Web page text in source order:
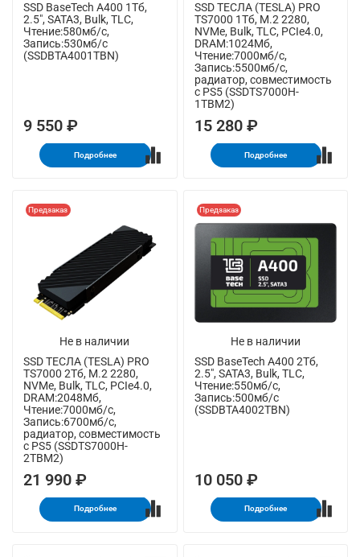
SSD BaseTech A400 1Тб,
2.5", SATA3, Bulk, TLC,
Чтение:580мб/с,
Запись:530мб/с
(SSDBTA4001TBN)
9 550 ₽
Подробнее
SSD ТЕСЛА (TESLA) PRO
TS7000 1Тб, M.2 2280,
NVMe, Bulk, TLC, PCIe4.0,
DRAM:1024Мб,
Чтение:7000мб/с,
Запись:5500мб/с,
радиатор, совместимость
с PS5 (SSDTS7000H-
1TBM2)
15 280 ₽
Подробнее
Не в наличии
Предзаказ
SSD ТЕСЛА (TESLA) PRO
TS7000 2Тб, M.2 2280,
NVMe, Bulk, TLC, PCIe4.0,
DRAM:2048Мб,
Чтение:7000мб/с,
Запись:6700мб/с,
радиатор, совместимость
с PS5 (SSDTS7000H-
2TBM2)
21 990 ₽
Подробнее
Не в наличии
Предзаказ
SSD BaseTech A400 2Тб,
2.5", SATA3, Bulk, TLC,
Чтение:550мб/с,
Запись:500мб/с
(SSDBTA4002TBN)
10 050 ₽
Подробнее